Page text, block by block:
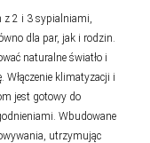
z 2 i 3 sypialniami,
dla par, jak i rodzin.
naturalne światło i
klimatyzacji i
jest gotowy do
Wbudowane
utrzymując